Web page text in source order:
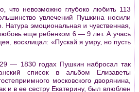
что невозможно глубоко любить 113
увлечений Пушкина носили
Натура эмоциональная и чувственная,
еще ребенком 6 — 9 лет. А учась
восклицал: «Пускай я умру, но пусть
— 1830 годах Пушкин набросал так
список в альбом Елизаветы
московского дворянина,
и в ее сестру Екатерину, был влюблен